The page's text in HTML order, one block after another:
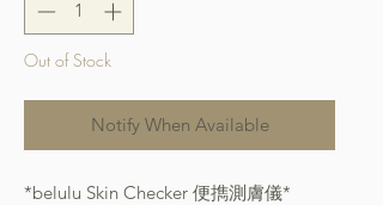
Out of Stock
Notify When Available
*belulu Skin Checker 便擕測膚儀*